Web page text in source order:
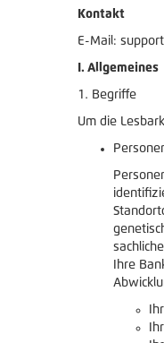
Kontakt
E-Mail:
I. Allgemeines
Begriffe
Um die
Ihre